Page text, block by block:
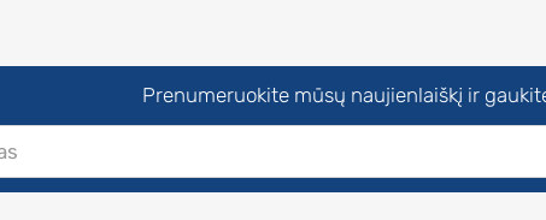
Prenumeruokite mūsų naujienlaiškį ir